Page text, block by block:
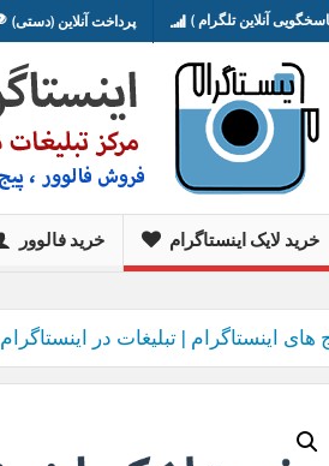
پرداخت آنلاین (دستی) آنلاین تلگرام )
خرید فالوور خرید لایک اینستاگرام
های اینستاگرام | تبلیغات در اینستاگرام